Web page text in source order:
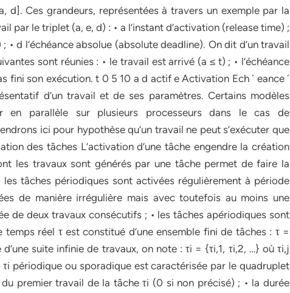
d]. Ces grandeurs, représentées à travers un exemple par la
par le triplet (a, e, d) : • a l’instant d’activation (release time) ;
• d l’échéance absolue (absolute deadline). On dit d’un travail
sont réunies : • le travail est arrivé (a ≤ t) ; • l’échéance
fini son exécution. t 0 5 10 a d actif e Activation Ech ´ eance ´
d’un travail et de ses paramètres. Certains modèles
en parallèle sur plusieurs processeurs dans le cas de
ici pour hypothèse qu’un travail ne peut s’exécuter que
des tâches L’activation d’une tâche engendre la création
les travaux sont générés par une tâche permet de faire la
tâches périodiques sont activées régulièrement à période
de manière irrégulière mais avec toutefois au moins une
de deux travaux consécutifs ; • les tâches apériodiques sont
réel τ est constitué d’une ensemble fini de tâches : τ =
suite infinie de travaux, on note : τi = {τi,1, τi,2, …} où τi,j
périodique ou sporadique est caractérisée par le quadruplet
premier travail de la tâche τi (0 si non précisé) ; • la durée